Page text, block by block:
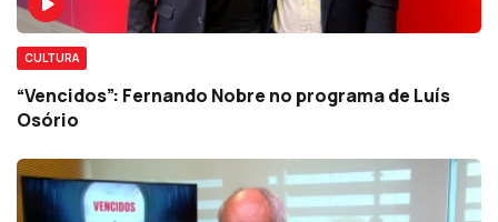
CULTURA
“Vencidos”: Fernando Nobre no programa de Luís
Osório